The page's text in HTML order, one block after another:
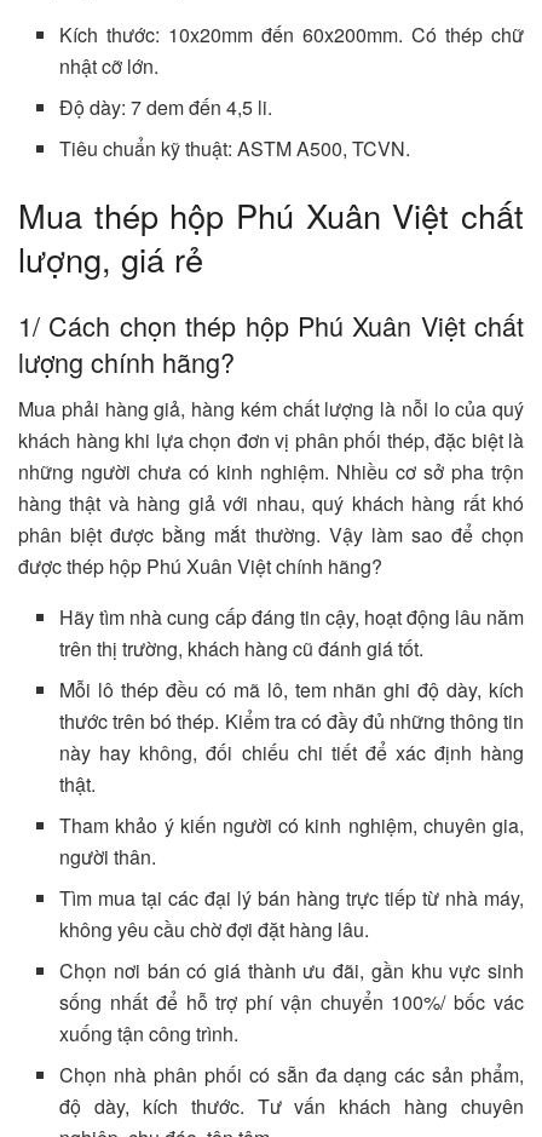
Kích thước: 10x20mm đến 60x200mm. Có thép chữ
nhật cỡ lớn.
Độ dày: 7 dem đến 4,5 li.
Tiêu chuẩn kỹ thuật: ASTM A500, TCVN.
Mua thép hộp Phú Xuân Việt chất
lượng, giá rẻ
1/ Cách chọn thép hộp Phú Xuân Việt chất
lượng chính hãng?
Mua phải hàng giả, hàng kém chất lượng là nỗi lo của quý
khách hàng khi lựa chọn đơn vị phân phối thép, đặc biệt là
những người chưa có kinh nghiệm. Nhiều cơ sở pha trộn
hàng thật và hàng giả với nhau, quý khách hàng rất khó
phân biệt được bằng mắt thường. Vậy làm sao để chọn
được thép hộp Phú Xuân Việt chính hãng?
Hãy tìm nhà cung cấp đáng tin cậy, hoạt động lâu năm
trên thị trường, khách hàng cũ đánh giá tốt.
Mỗi lô thép đều có mã lô, tem nhãn ghi độ dày, kích
thước trên bó thép. Kiểm tra có đầy đủ những thông tin
này hay không, đối chiếu chi tiết để xác định hàng
thật.
Tham khảo ý kiến người có kinh nghiệm, chuyên gia,
người thân.
Tìm mua tại các đại lý bán hàng trực tiếp từ nhà máy,
không yêu cầu chờ đợi đặt hàng lâu.
Chọn nơi bán có giá thành ưu đãi, gần khu vực sinh
sống nhất để hỗ trợ phí vận chuyển 100%/ bốc vác
xuống tận công trình.
Chọn nhà phân phối có sẵn đa dạng các sản phẩm,
độ dày, kích thước. Tư vấn khách hàng chuyên